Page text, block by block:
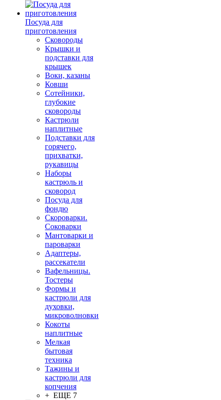
Посуда для
приготовления
Сковороды
Крышки и
подставки для
крышек
Воки, казаны
Ковши
Сотейники,
глубокие
сковороды
Кастрюли
наплитные
Подставки для
горячего,
прихватки,
рукавицы
Наборы
кастрюль и
сковород
Посуда для
фондю
Скороварки.
Соковарки
Мантоварки и
пароварки
Адаптеры,
рассекатели
Вафельницы.
Тостеры
Формы и
кастрюли для
духовки,
микроволновки
Кокоты
наплитные
Мелкая
бытовая
техника
Тажины и
кастрюли для
копчения
+ ЕЩЕ 7